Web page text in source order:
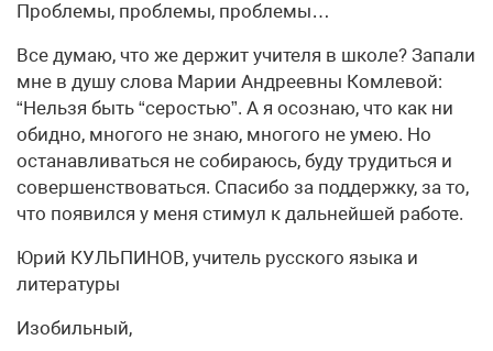
Проблемы, проблемы, проблемы…
Все думаю, что же держит учителя в школе? Запали
мне в душу слова Марии Андреевны Комлевой:
“Нельзя быть “серостью”. А я осознаю, что как ни
обидно, многого не знаю, многого не умею. Но
останавливаться не собираюсь, буду трудиться и
совершенствоваться. Спасибо за поддержку, за то,
что появился у меня стимул к дальнейшей работе.
Юрий КУЛЬПИНОВ, учитель русского языка и
литературы
Изобильный,